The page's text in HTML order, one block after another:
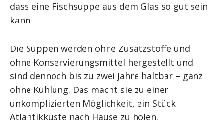
dass eine Fischsuppe aus dem Glas so gut sein
kann.
Die Suppen werden ohne Zusatzstoffe und
ohne Konservierungsmittel hergestellt und
sind dennoch bis zu zwei Jahre haltbar – ganz
ohne Kühlung. Das macht sie zu einer
unkomplizierten Möglichkeit, ein Stück
Atlantikküste nach Hause zu holen.